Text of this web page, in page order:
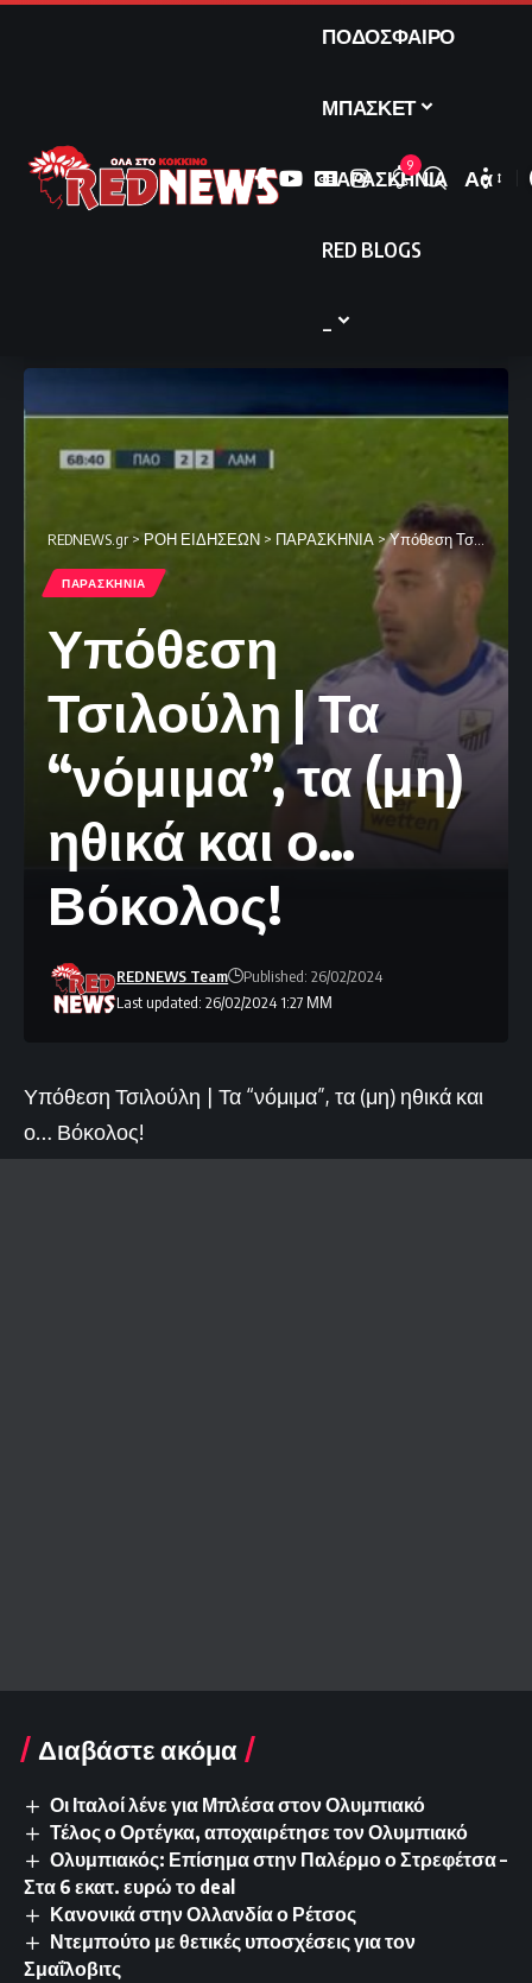
ΠΟΔΟΣΦΑΙΡΟ
ΜΠΑΣΚΕΤ
ΠΑΡΑΣΚΗΝΙΑ
RED BLOGS
9
Font
Αα
REDNEWS.gr>ΡΟΗ ΕΙΔΗΣΕΩΝ > ΠΑΡΑΣΚΗΝΙΑ >Υπόθεση Τσιλούλη | Τα “νόμιμα”, τα (μη) ηθικά και ο… Βόκολος!
ΠΑΡΑΣΚΗΝΙΑ
Υπόθεση
Τσιλούλη | Τα
“νόμιμα”, τα (μη)
ηθικά και ο…
Βόκολος!
Last updated: 26/02/2024 1:27 ΜΜ
REDNEWS Team Published: 26/02/2024
Υπόθεση Τσιλούλη | Τα “νόμιμα”, τα (μη) ηθικά και
ο… Βόκολος!
Διαβάστε ακόμα
Οι Ιταλοί λένε για Μπλέσα στον Ολυμπιακό
Τέλος ο Ορτέγκα, αποχαιρέτησε τον Ολυμπιακό
Ολυμπιακός: Επίσημα στην Παλέρμο ο Στρεφέτσα –
Στα 6 εκατ. ευρώ το deal
Κανονικά στην Ολλανδία ο Ρέτσος
Ντεμπούτο με θετικές υποσχέσεις για τον
Σμαΐλοβιτς